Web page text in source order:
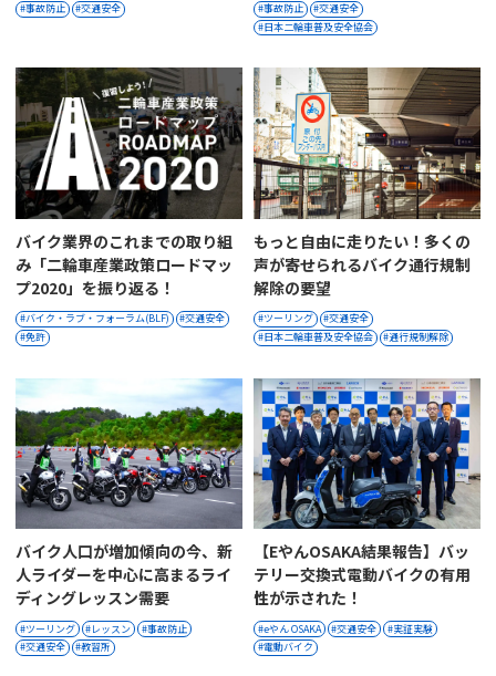
事故防止 交通安全 事故防止
交通安全
日本二輪車普及安全協会
バイク業界のこれまでの取り組
み「二輪車産業政策ロードマッ
プ2020」を振り返る！
バイク・ラブ・フォーラム(BLF)
交通安全
免許
もっと自由に走りたい！多くの
声が寄せられるバイク通行規制
解除の要望
ツーリング
交通安全
日本二輪車普及安全協会
通行規制解除
バイク人口が増加傾向の今、新
人ライダーを中心に高まるライ
ディングレッスン需要
ツーリング レッスン
事故防止
交通安全
教習所
【eやんOSAKA結果報告】バッ
テリー交換式電動バイクの有用
性が示された！
eやん OSAKA 交通安全
実証実験
電動バイク